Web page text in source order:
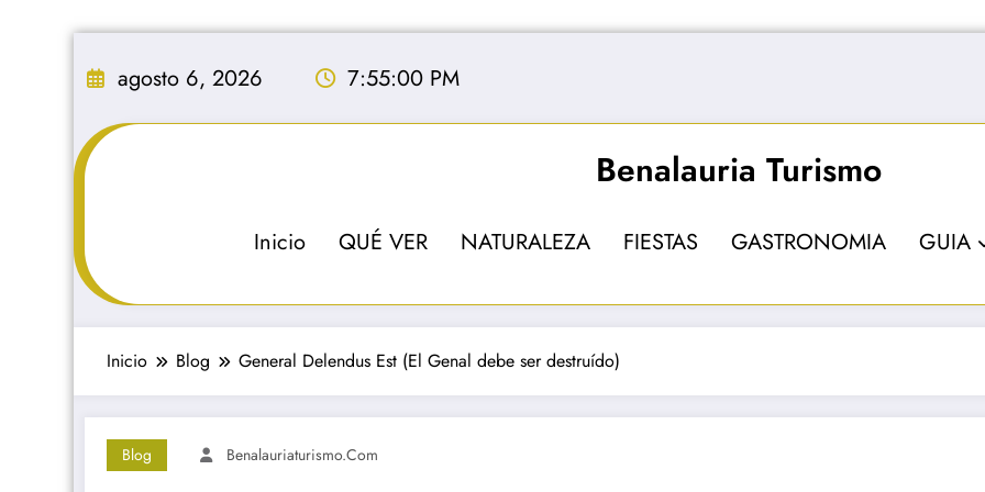
agosto 6, 2026 7:55:01 PM
Benalauria Turismo
Inicio QUÉ VER NATURALEZA FIESTAS GASTRONOMIA GUIA
Inicio Blog General Delendus Est (El Genal debe ser destruído)
Blog Benalauriaturismo.com